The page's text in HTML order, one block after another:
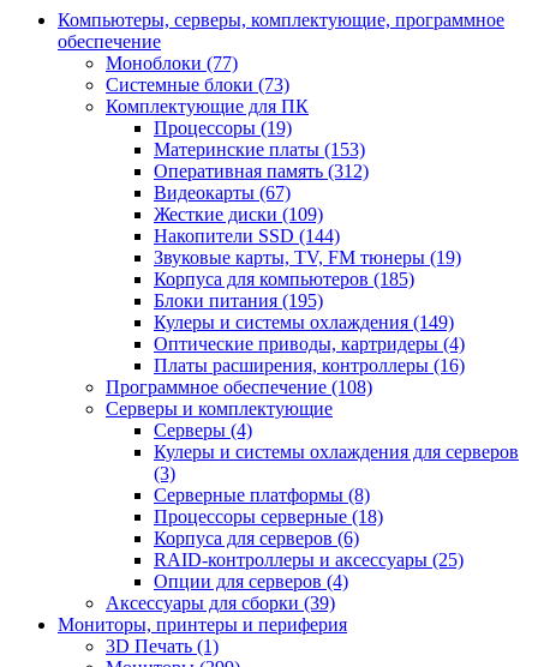
Компьютеры, серверы, комплектующие, программное
обеспечение
Моноблоки (77)
Системные блоки (73)
Комплектующие для ПК
Процессоры (19)
Материнские платы (153)
Оперативная память (312)
Видеокарты (67)
Жесткие диски (109)
Накопители SSD (144)
Звуковые карты, TV, FM тюнеры (19)
Корпуса для компьютеров (185)
Блоки питания (195)
Кулеры и системы охлаждения (149)
Оптические приводы, картридеры (4)
Платы расширения, контроллеры (16)
Программное обеспечение (108)
Серверы и комплектующие
Серверы (4)
Кулеры и системы охлаждения для серверов
(3)
Серверные платформы (8)
Процессоры серверные (18)
Корпуса для серверов (6)
RAID-контроллеры и аксессуары (25)
Опции для серверов (4)
Аксессуары для сборки (39)
Мониторы, принтеры и периферия
3D Печать (1)